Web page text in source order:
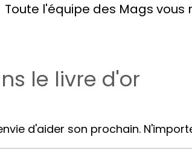
Toute l'équipe des Mags vous
le livre d'or
d'aider son prochain.